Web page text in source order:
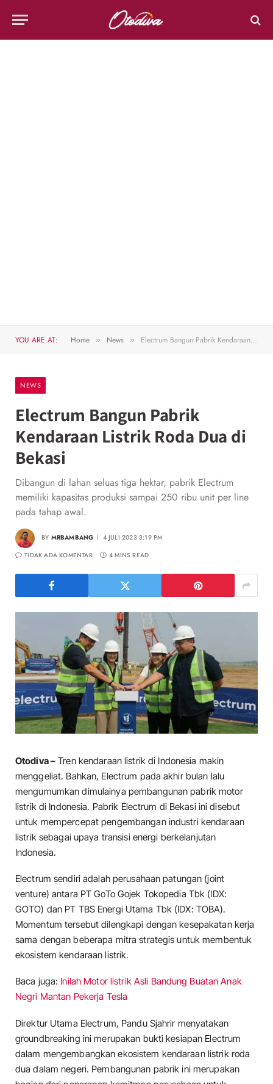
YOU ARE AT: Home » News » Electrum Bangun Pabrik Kendaraan Listrik Roda Dua di Bekasi
NEWS
Electrum Bangun Pabrik
Kendaraan Listrik Roda Dua di
Bekasi
Dibangun di lahan seluas tiga hektar, pabrik Electrum
memiliki kapasitas produksi sampai 250 ribu unit per line
pada tahap awal.
BY MRBAMBANG
4 JULI 2023 3:19 PM
TIDAK ADA KOMENTAR
4 MINS READ
Otodiva – Tren kendaraan listrik di Indonesia makin
menggeliat. Bahkan, Electrum pada akhir bulan lalu
mengumumkan dimulainya pembangunan pabrik motor
listrik di Indonesia. Pabrik Electrum di Bekasi ini disebut
untuk mempercepat pengembangan industri kendaraan
listrik sebagai upaya transisi energi berkelanjutan
Indonesia.
Electrum sendiri adalah perusahaan patungan (joint
venture) antara PT GoTo Gojek Tokopedia Tbk (IDX:
GOTO) dan PT TBS Energi Utama Tbk (IDX: TOBA).
Momentum tersebut dilengkapi dengan kesepakatan kerja
sama dengan beberapa mitra strategis untuk membentuk
ekosistem kendaraan listrik.
Baca juga: Inilah Motor listrik Asli Bandung Buatan Anak
Negri Mantan Pekerja Tesla
Direktur Utama Electrum, Pandu Sjahrir menyatakan
groundbreaking ini merupakan bukti kesiapan Electrum
dalam mengembangkan ekosistem kendaraan listrik roda
dua dalam negeri. Pembangunan pabrik ini merupakan